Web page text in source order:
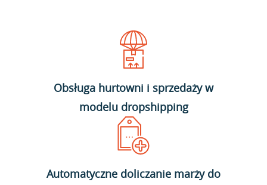
Obsługa hurtowni i sprzedaży w
modelu dropshipping
Automatyczne doliczanie marży do